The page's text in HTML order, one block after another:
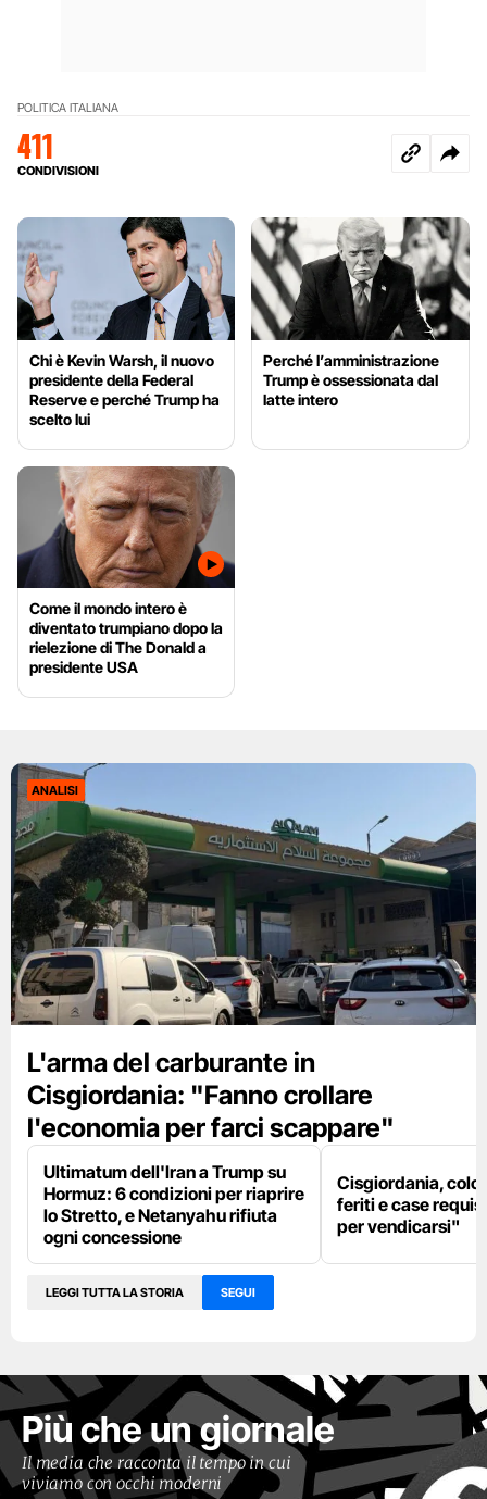
POLITICA ITALIANA
411
CONDIVISIONI
Chi è Kevin Warsh, il nuovo
presidente della Federal
Reserve e perché Trump ha
scelto lui
Perché l’amministrazione
Trump è ossessionata dal
latte intero
Come il mondo intero è
diventato trumpiano dopo la
rielezione di The Donald a
presidente USA
ANALISI
L'arma del carburante in
Cisgiordania: "Fanno crollare
l'economia per farci scappare"
Ultimatum dell'Iran a Trump su
Hormuz: 6 condizioni per riaprire
lo Stretto, e Netanyahu rifiuta
ogni concessione
Cisgiordania,
feriti e case
per vendicarsi"
LEGGI TUTTA LA STORIA SEGUI
Più che un giornale
Il media che racconta il tempo in cui
viviamo con occhi moderni